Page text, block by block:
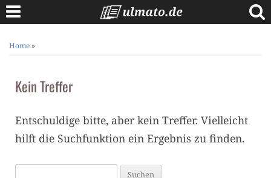
to
content
Lebenslauf
Vorstellungsgespräch
Home »
Kein Treffer
Entschuldige bitte, aber kein Treffer. Vielleicht
hilft die Suchfunktion ein Ergebnis zu finden.